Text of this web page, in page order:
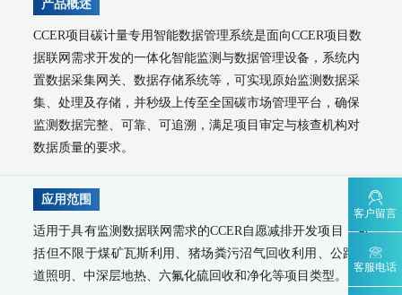
WQMS-900E-简易式水质自动监测系统
WQMS-900S-小型式水质自动监测系统
WQMS-900F-浮标式水质自动监测系统
WCS-900W-水质移动监测系统
MODEL 9811-高锰酸盐指数水质在线自动监测仪
MODEL 9870-水质自动采样器
MODEL 2000-五参数水质在线自动监测仪
MODEL 9002-藻密度水质在线自动监测仪
WWMS-900AI-数智化污染源水质在线监测系统
WWMS-900-污染源水质在线监测系统
MODEL 9810-化学需氧量（CODcr）水质在线自动监测仪
MODEL 9840-总磷水质在线自动监测仪
客户留言
客服电话
产品概述
CCER项目碳计量专用智能数据管理系统是面向CCER项目数
据联网需求开发的一体化智能监测与数据管理设备，系统内
置数据采集网关、数据存储系统等，可实现原始监测数据采
集、处理及存储，并秒级上传至全国碳市场管理平台，确保
监测数据完整、可靠、可追溯，满足项目审定与核查机构对
数据质量的要求。
应用范围
适用于具有监测数据联网需求的CCER自愿减排开发项目，包
括但不限于煤矿瓦斯利用、猪场粪污沼气回收利用、公路隧
道照明、中深层地热、六氟化硫回收和净化等项目类型。